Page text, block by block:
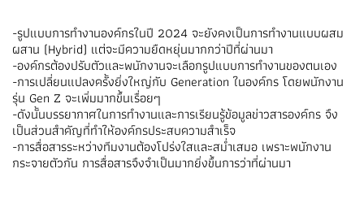
-รูปแบบการทำงานองค์กรในปี 2024 จะยังคงเป็นการทำงานแบบผสม
ผสาน (Hybrid) แต่จะมีความยืดหยุ่นมากกว่าปีที่ผ่านมา
-องค์กรต้องปรับตัวและพนักงานจะเลือกรูปแบบการทำงานของตนเอง
-การเปลี่ยนแปลงครั้งยิ่งใหญ่กับ Generation ในองค์กร โดยพนักงาน
รุ่น Gen Z จะเพิ่มมากขึ้นเรื่อยๆ
-ดังนั้นบรรยากาศในการทำงานและการเรียนรู้ข้อมูลข่าวสารองค์กร จึง
เป็นส่วนสำคัญที่ทำให้องค์กรประสบความสำเร็จ
-การสื่อสารระหว่างทีมงานต้องโปร่งใสและสม่ำเสมอ เพราะพนักงาน
กระจายตัวกัน การสื่อสารจึงจำเป็นมากยิ่งขึ้นการว่าที่ผ่านมา